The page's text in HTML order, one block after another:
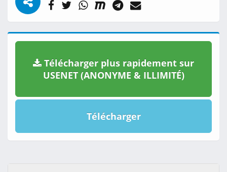
Télécharger plus rapidement sur
USENET (ANONYME & ILLIMITÉ)
Télécharger